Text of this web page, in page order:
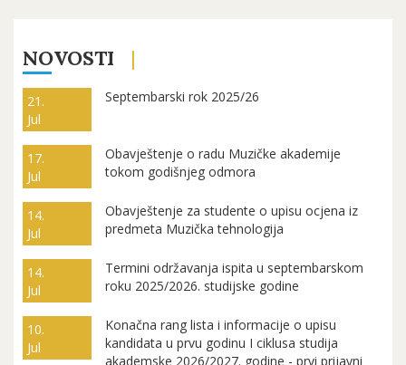
NOVOSTI
21.
Jul
Septembarski rok 2025/26
17.
Jul
Obavještenje o radu Muzičke akademije
tokom godišnjeg odmora
14.
Jul
Obavještenje za studente o upisu ocjena iz
predmeta Muzička tehnologija
14.
Jul
Termini održavanja ispita u septembarskom
roku 2025/2026. studijske godine
10.
Jul
Konačna rang lista i informacije o upisu
kandidata u prvu godinu I ciklusa studija
akademske 2026/2027. godine - prvi prijavni